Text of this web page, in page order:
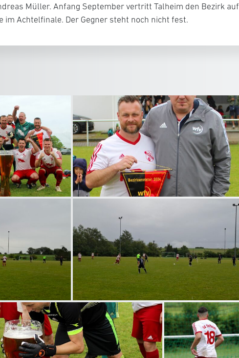
Müller. Anfang September vertritt Talheim den Bezirk auf
im Achtelfinale. Der Gegner steht noch nicht fest.